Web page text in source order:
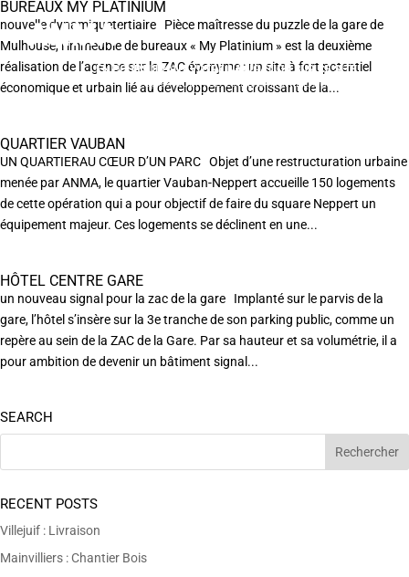
BUREAUX MY PLATINIUM
nouvelle dynamiquetertiaire Pièce maîtresse du puzzle de la gare de
Mulhouse, l’immeuble de bureaux « My Platinium » est la deuxième
réalisation de l’agence sur la ZAC éponyme : un site à fort potentiel
économique et urbain lié au développement croissant de la...
QUARTIER VAUBAN
UN QUARTIERAU CŒUR D’UN PARC Objet d’une restructuration urbaine
menée par ANMA, le quartier Vauban-Neppert accueille 150 logements
de cette opération qui a pour objectif de faire du square Neppert un
équipement majeur. Ces logements se déclinent en une...
HÔTEL CENTRE GARE
un nouveau signal pour la zac de la gare Implanté sur le parvis de la
gare, l’hôtel s’insère sur la 3e tranche de son parking public, comme un
repère au sein de la ZAC de la Gare. Par sa hauteur et sa volumétrie, il a
pour ambition de devenir un bâtiment signal...
SEARCH
RECENT POSTS
Villejuif : Livraison
Mainvilliers : Chantier Bois
EN POURSUIVANT VOTRE NAVIGATION SUR CE SITE
VOUS ACCEPTEZ L’UTILISATION DE COOKIES
AFIN DE RÉALISER DES STATISTIQUES ANONYMES DE VISITE.
X